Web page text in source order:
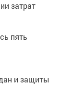
затрат
пять
и защиты